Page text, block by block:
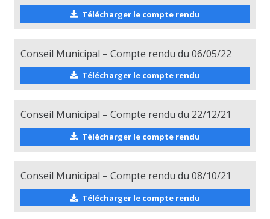
Télécharger le compte rendu
Conseil Municipal – Compte rendu du 06/05/22
Télécharger le compte rendu
Conseil Municipal – Compte rendu du 22/12/21
Télécharger le compte rendu
Conseil Municipal – Compte rendu du 08/10/21
Télécharger le compte rendu